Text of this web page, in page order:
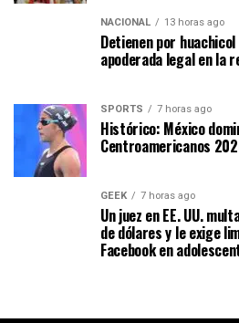
NACIONAL 13 horas ago
Detienen por
apoderada legal en la
SPORTS 7 horas ago
Histórico: México
Centroamericanos
GEEK 7 horas ago
Un juez en EE. UU.
de dólares y le exige
Facebook en